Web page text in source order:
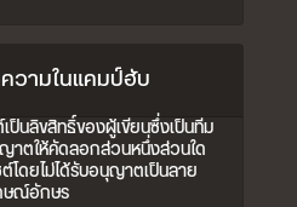
วามในแคมป์ฮับ
ป็นลิขสิทธิ์ของผู้เขียนซึ่งเป็นทีม
าตให้คัดลอกส่วนหนึ่งส่วนใด
โดยไม่ได้รับอนุญาตเป็นลาย
ณ์อักษร